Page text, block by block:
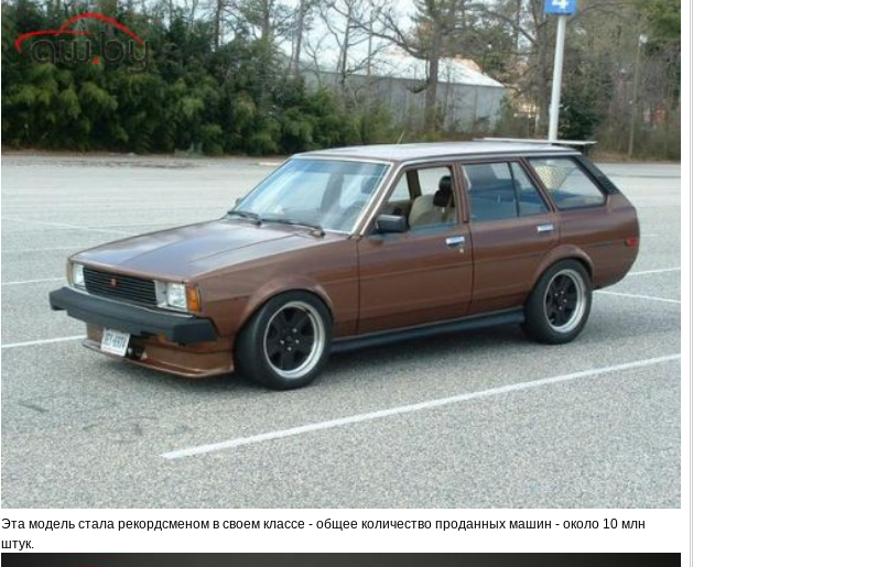
Эта модель стала рекордсменом в своем классе - общее количество проданных машин - около 10 млн
штук.